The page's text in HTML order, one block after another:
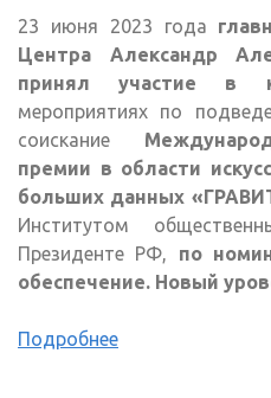
23 июня 2023 года
Центра Александр
принял участие в
мероприятиях по
соискание
премии в области
больших данных
Институтом
Президенте РФ, по
обеспечение. Новый
Подробнее